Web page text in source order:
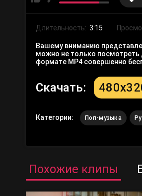
Длительность: 3:15
Вашему вниманию
можно не только посмотреть
формате MP4 совершенно
Скачать:
Категории: Поп-музыка
Похожие клипы